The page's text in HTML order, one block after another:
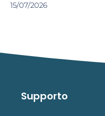
15/07/2026
Supporto